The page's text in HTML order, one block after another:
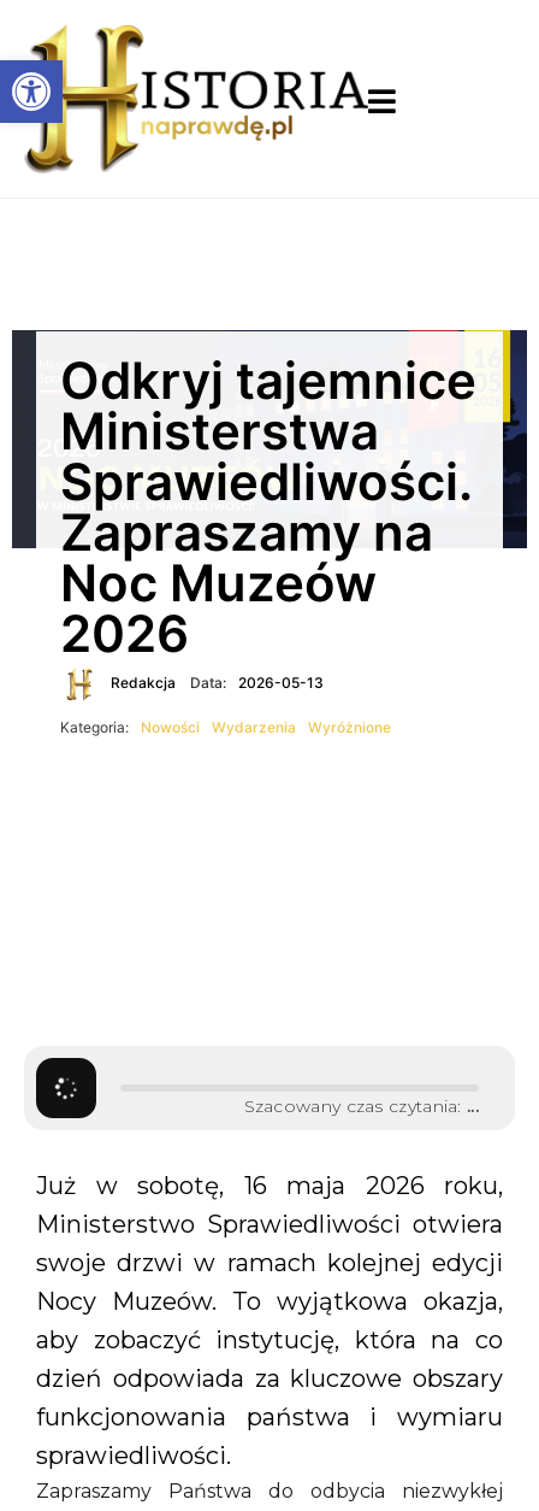
Otwórz pasek narzędzi
Odkryj tajemnice
Ministerstwa
Sprawiedliwości.
Zapraszamy na
Noc Muzeów
2026
Redakcja Data: 2026-05-13
Kategoria: Nowości Wydarzenia Wyróżnione
Szacowany czas czytania: ...
Już w sobotę, 16 maja 2026 roku,
Ministerstwo Sprawiedliwości otwiera
swoje drzwi w ramach kolejnej edycji
Nocy Muzeów. To wyjątkowa okazja,
aby zobaczyć instytucję, która na co
dzień odpowiada za kluczowe obszary
funkcjonowania państwa i wymiaru
sprawiedliwości.
Zapraszamy Państwa do odbycia niezwykłej